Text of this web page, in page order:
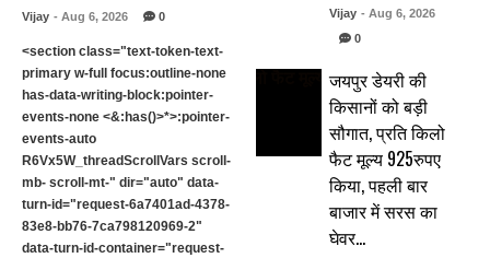
Vijay - Aug 6, 2026 0
<section class="text-token-text-
primary w-full focus:outline-none
has-data-writing-block:pointer-
events-none <&:has()>*>:pointer-
events-auto
R6Vx5W_threadScrollVars scroll-
mb- scroll-mt-" dir="auto" data-
turn-id="request-6a7401ad-4378-
83e8-bb76-7ca798120969-2"
data-turn-id-container="request-
Vijay - Aug 6, 2026
0
जयपुर डेयरी की
किसानों को बड़ी
सौगात, प्रति किलो
फैट मूल्य 925रुपए
किया, पहली बार
बाजार में सरस का
घेवर…